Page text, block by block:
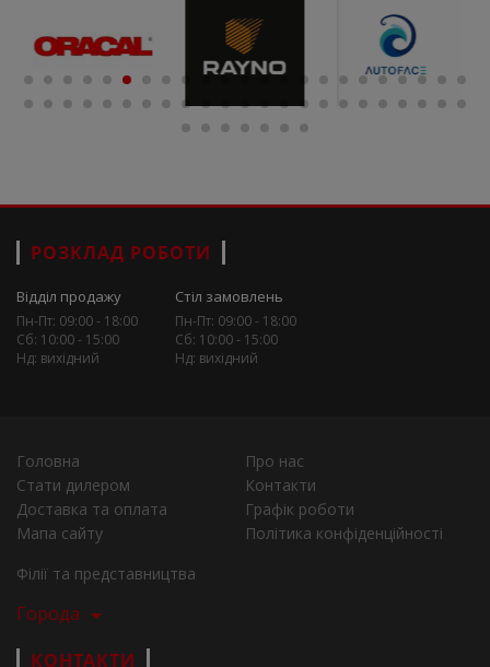
РОЗКЛАД РОБОТИ
Відділ продажу
Пн-Пт: 09:00 - 18:00
Сб: 10:00 - 15:00
Нд: вихідний
Стіл замовлень
Пн-Пт: 09:00 - 18:00
Сб: 10:00 - 15:00
Нд: вихідний
Головна
Про нас
Стати дилером
Контакти
Доставка та оплата
Графік роботи
Мапа сайту
Політика конфіденційності
Філії та представництва
Города
КОНТАКТИ